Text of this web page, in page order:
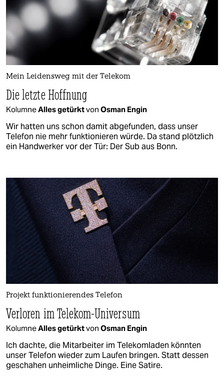
Mein Leidensweg mit der Telekom
Die letzte Hoffnung
KolumneAlles getürktvon Osman Engin
Wir hatten uns schon damit abgefunden, dass unser
Telefon nie mehr funktionieren würde. Da stand plötzlich
ein Handwerker vor der Tür: Der Sub aus Bonn.
Projekt funktionierendes Telefon
Verloren im Telekom-Universum
KolumneAlles getürktvon Osman Engin
Ich dachte, die Mitarbeiter im Telekomladen könnten
unser Telefon wieder zum Laufen bringen. Statt dessen
geschahen unheimliche Dinge. Eine Satire.